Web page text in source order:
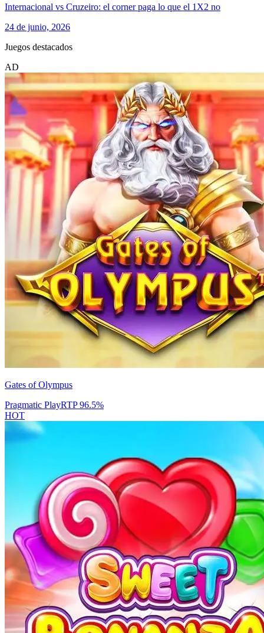
Internacional vs Cruzeiro: el corner paga lo que el 1X2 no
24 de junio, 2026
Juegos destacados
AD
Gates of Olympus
Pragmatic PlayRTP96.5%
HOT